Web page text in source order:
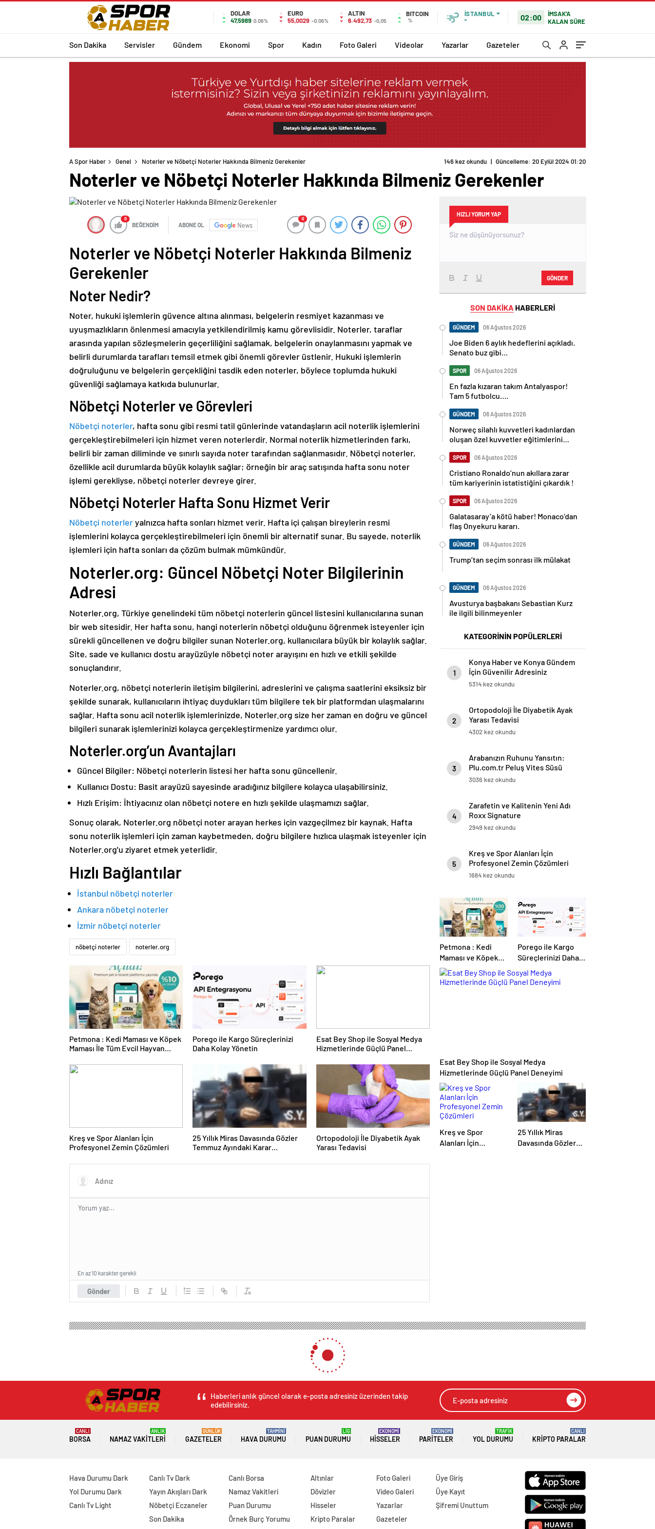
DOLAR
47,5989 0.06%
EURO
55,0029 -0.06%
ALTIN
6.492,73 -0,05
BITCOIN
%
İSTANBUL
°
02:00
İMSAK'A
KALAN SÜRE
Son Dakika Servisler Gündem Ekonomi Spor Kadın Foto Galeri Videolar Yazarlar Gazeteler
A Spor Haber Genel Noterler ve Nöbetçi Noterler Hakkında Bilmeniz Gerekenler 146 kez okundu | Güncelleme: 20 Eylül 2024 01:20
Noterler ve Nöbetçi Noterler Hakkında Bilmeniz Gerekenler
0
BEĞENDİM ABONE OL News
0
Noterler ve Nöbetçi Noterler Hakkında Bilmeniz
Gerekenler
Noter Nedir?
Noter, hukuki işlemlerin güvence altına alınması, belgelerin resmiyet kazanması ve
uyuşmazlıkların önlenmesi amacıyla yetkilendirilmiş kamu görevlisidir. Noterler, taraflar
arasında yapılan sözleşmelerin geçerliliğini sağlamak, belgelerin onaylanmasını yapmak ve
belirli durumlarda tarafları temsil etmek gibi önemli görevler üstlenir. Hukuki işlemlerin
doğruluğunu ve belgelerin gerçekliğini tasdik eden noterler, böylece toplumda hukuki
güvenliği sağlamaya katkıda bulunurlar.
Nöbetçi Noterler ve Görevleri
Nöbetçi noterler, hafta sonu gibi resmi tatil günlerinde vatandaşların acil noterlik işlemlerini
gerçekleştirebilmeleri için hizmet veren noterlerdir. Normal noterlik hizmetlerinden farkı,
belirli bir zaman diliminde ve sınırlı sayıda noter tarafından sağlanmasıdır. Nöbetçi noterler,
özellikle acil durumlarda büyük kolaylık sağlar; örneğin bir araç satışında hafta sonu noter
işlemi gerekliyse, nöbetçi noterler devreye girer.
Nöbetçi Noterler Hafta Sonu Hizmet Verir
Nöbetçi noterleryalnızca hafta sonları hizmet verir. Hafta içi çalışan bireylerin resmi
işlemlerini kolayca gerçekleştirebilmeleri için önemli bir alternatif sunar. Bu sayede, noterlik
işlemleri için hafta sonları da çözüm bulmak mümkündür.
Noterler.org: Güncel Nöbetçi Noter Bilgilerinin
Adresi
Noterler.org, Türkiye genelindeki tüm nöbetçi noterlerin güncel listesini kullanıcılarına sunan
bir web sitesidir. Her hafta sonu, hangi noterlerin nöbetçi olduğunu öğrenmek isteyenler için
sürekli güncellenen ve doğru bilgiler sunan Noterler.org, kullanıcılara büyük bir kolaylık sağlar.
Site, sade ve kullanıcı dostu arayüzüyle nöbetçi noter arayışını en hızlı ve etkili şekilde
sonuçlandırır.
Noterler.org, nöbetçi noterlerin iletişim bilgilerini, adreslerini ve çalışma saatlerini eksiksiz bir
şekilde sunarak, kullanıcıların ihtiyaç duydukları tüm bilgilere tek bir platformdan ulaşmalarını
sağlar. Hafta sonu acil noterlik işlemlerinizde, Noterler.org size her zaman en doğru ve güncel
bilgileri sunarak işlemlerinizi kolayca gerçekleştirmenize yardımcı olur.
Noterler.org’un Avantajları
Güncel Bilgiler: Nöbetçi noterlerin listesi her hafta sonu güncellenir.
Kullanıcı Dostu: Basit arayüzü sayesinde aradığınız bilgilere kolayca ulaşabilirsiniz.
Hızlı Erişim: İhtiyacınız olan nöbetçi notere en hızlı şekilde ulaşmamızı sağlar.
Sonuç olarak, Noterler.org nöbetçi noter arayan herkes için vazgeçilmez bir kaynak. Hafta
sonu noterlik işlemleri için zaman kaybetmeden, doğru bilgilere hızlıca ulaşmak isteyenler için
Noterler.org'u ziyaret etmek yeterlidir.
Hızlı Bağlantılar
İstanbul nöbetçi noterler
Ankara nöbetçi noterler
İzmir nöbetçi noterler
nöbetçi noterler noterler.org
Petmona : Kedi Maması ve Köpek
Maması İle Tüm Evcil Hayvan
Porego ile Kargo Süreçlerinizi
Daha Kolay Yönetin
Esat Bey Shop ile Sosyal Medya
Hizmetlerinde Güçlü Panel
Kreş ve Spor Alanları İçin
Profesyonel Zemin Çözümleri
25 Yıllık Miras Davasında Gözler
Temmuz Ayındaki Karar
Ortopodoloji İle Diyabetik Ayak
Yarası Tedavisi
Gönder
En az 10 karakter gerekli
HIZLI YORUM YAP
GÖNDER
SON DAKİKA HABERLERİ
GÜNDEM 06 Ağustos 2026
Joe Biden 6 aylık hedeflerini açıkladı.
Senato buz gibi…
SPOR 06 Ağustos 2026
En fazla kızaran takım Antalyaspor!
Tam 5 futbolcu….
GÜNDEM 06 Ağustos 2026
Norweç silahlı kuvvetleri kadınlardan
oluşan özel kuvvetler eğitimlerini
SPOR 06 Ağustos 2026
Cristiano Ronaldo’nun akıllara zarar
tüm kariyerinin istatistiğini çıkardık !
SPOR 06 Ağustos 2026
Galatasaray’a kötü haber! Monaco’dan
flaş Onyekuru kararı.
GÜNDEM 06 Ağustos 2026
Trump’tan seçim sonrası ilk mülakat
GÜNDEM 06 Ağustos 2026
Avusturya başbakanı Sebastian Kurz
ile ilgili bilinmeyenler
KATEGORİNİN POPÜLERLERİ
1
Konya Haber ve Konya Gündem
İçin Güvenilir Adresiniz
5314 kez okundu
2
Ortopodoloji İle Diyabetik Ayak
Yarası Tedavisi
4302 kez okundu
3
Arabanızın Ruhunu Yansıtın:
Plu.com.tr Peluş Vites Süsü
Modelleri
3036 kez okundu
4
Zarafetin ve Kalitenin Yeni Adı
Roxx Signature
2949 kez okundu
5
Kreş ve Spor Alanları İçin
Profesyonel Zemin Çözümleri
1684 kez okundu
Petmona : Kedi
Maması ve Köpek
Maması İle Tüm
Evcil Hayvan
Porego ile Kargo
Süreçlerinizi Daha
Kolay Yönetin
Esat Bey Shop ile Sosyal Medya
Hizmetlerinde Güçlü Panel Deneyimi
Kreş ve Spor
Alanları İçin
25 Yıllık Miras
Davasında Gözler
Haberleri anlık güncel olarak e-posta adresiniz üzerinden takip
edebilirsiniz.
BORSA
CANLI
NAMAZ VAKITLERI
ANLIK
GAZETELER
GÜNLÜK
HAVA DURUMU
TAHMİNİ
PUAN DURUMU
LİG
HISSELER
EKONOMİ
PARITELER
EKONOMİ
YOL DURUMU
TRAFİK
KRIPTO PARALAR
CANLI
Hava Durumu Dark
Yol Durumu Dark
Canlı Tv Light
Canlı Tv Dark
Yayın Akışları Dark
Nöbetçi Eczaneler
Son Dakika
Canlı Borsa
Namaz Vakitleri
Puan Durumu
Örnek Burç Yorumu
Altınlar
Dövizler
Hisseler
Kripto Paralar
Foto Galeri
Video Galeri
Yazarlar
Gazeteler
Üye Giriş
Üye Kayıt
Şifremi Unuttum